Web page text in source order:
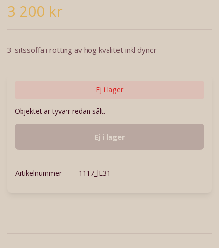
3 200 kr
3-sitssoffa i rotting av hög kvalitet inkl dynor
Ej i lager
Objektet är tyvärr redan sålt.
Ej i lager
Artikelnummer 1117_lL31